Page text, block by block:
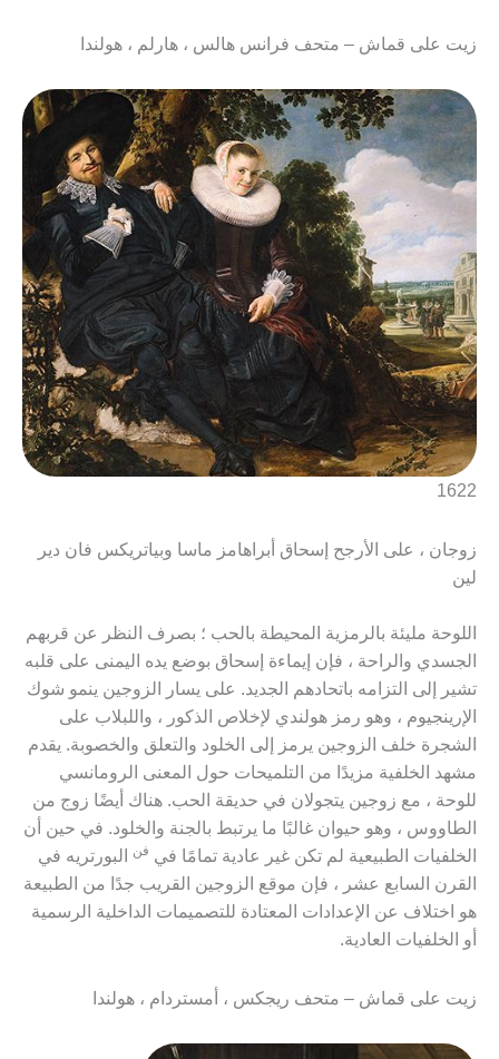
زيت على قماش – متحف فرانس هالس ، هارلم ، هولندا
1622
زوجان ، على الأرجح إسحاق أبراهامز ماسا وبياتريكس فان دير
لين
اللوحة مليئة بالرمزية المحيطة بالحب ؛ بصرف النظر عن قربهم
الجسدي والراحة ، فإن إيماءة إسحاق بوضع يده اليمنى على قلبه
تشير إلى التزامه باتحادهم الجديد. على يسار الزوجين ينمو شوك
الإرينجيوم ، وهو رمز هولندي لإخلاص الذكور ، واللبلاب على
الشجرة خلف الزوجين يرمز إلى الخلود والتعلق والخصوبة. يقدم
مشهد الخلفية مزيدًا من التلميحات حول المعنى الرومانسي
للوحة ، مع زوجين يتجولان في حديقة الحب. هناك أيضًا زوج من
الطاووس ، وهو حيوان غالبًا ما يرتبط بالجنة والخلود. في حين أن
الخلفيات الطبيعية لم تكن غير عادية تمامًا في فن
البورتريه في
القرن السابع عشر ، فإن موقع الزوجين القريب جدًا من الطبيعة
هو اختلاف عن الإعدادات المعتادة للتصميمات الداخلية الرسمية
أو الخلفيات العادية.
زيت على قماش – متحف ريجكس ، أمستردام ، هولندا